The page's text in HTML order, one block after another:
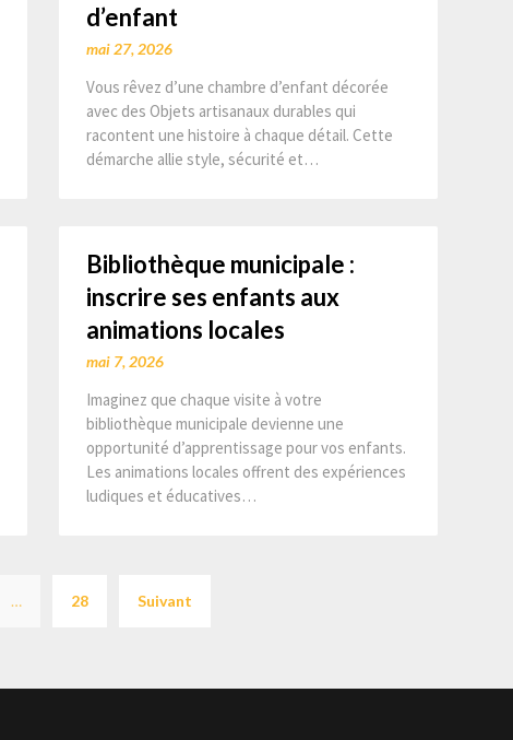
d’enfant
mai 27, 2026
Vous rêvez d’une chambre d’enfant décorée
avec des Objets artisanaux durables qui
racontent une histoire à chaque détail. Cette
démarche allie style, sécurité et…
Bibliothèque municipale :
inscrire ses enfants aux
animations locales
mai 7, 2026
Imaginez que chaque visite à votre
bibliothèque municipale devienne une
opportunité d’apprentissage pour vos enfants.
Les animations locales offrent des expériences
ludiques et éducatives…
des
… 28 Suivant